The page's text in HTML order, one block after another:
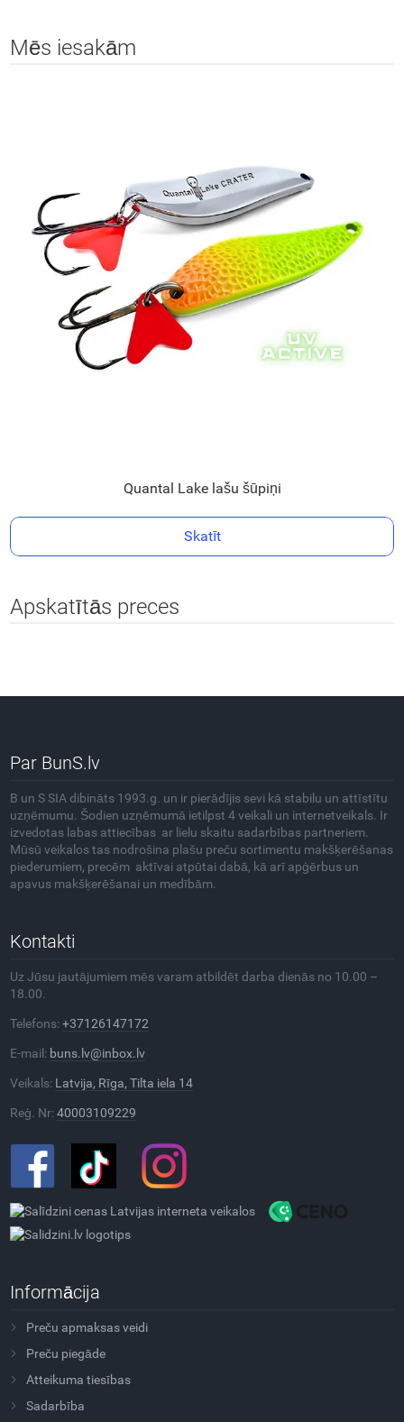
Mēs iesakām
Quantal Lake lašu šūpiņi
Skatīt
Apskatītās preces
Par BunS.lv
B un S SIA dibināts 1993.g. un ir pierādījis sevi kā stabilu un attīstītu
uzņēmumu. Šodien uzņēmumā ietilpst 4 veikali un internetveikals. Ir
izvedotas labas attiecības ar lielu skaitu sadarbības partneriem.
Mūsū veikalos tas nodrošina plašu preču sortimentu makšķerēšanas
piederumiem, precēm aktīvai atpūtai dabā, kā arī apģērbus un
apavus makšķerēšanai un medībām.
Kontakti
Uz Jūsu jautājumiem mēs varam atbildēt darba dienās no 10.00 –
18.00.
Telefons:+37126147172
E-mail: buns.lv@inbox.lv
Veikals: Latvija, Rīga, Tilta iela 14
Reģ. Nr:40003109229
Informācija
Preču apmaksas veidi
Preču piegāde
Atteikuma tiesības
Sadarbība